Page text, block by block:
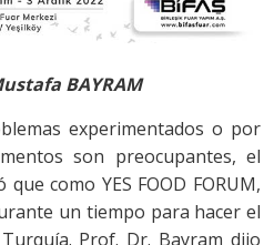
BAYRAM
experimentados o por
son preocupantes, el
como YES FOOD FORUM,
un tiempo para hacer el
Prof. Dr. Bayram dijo